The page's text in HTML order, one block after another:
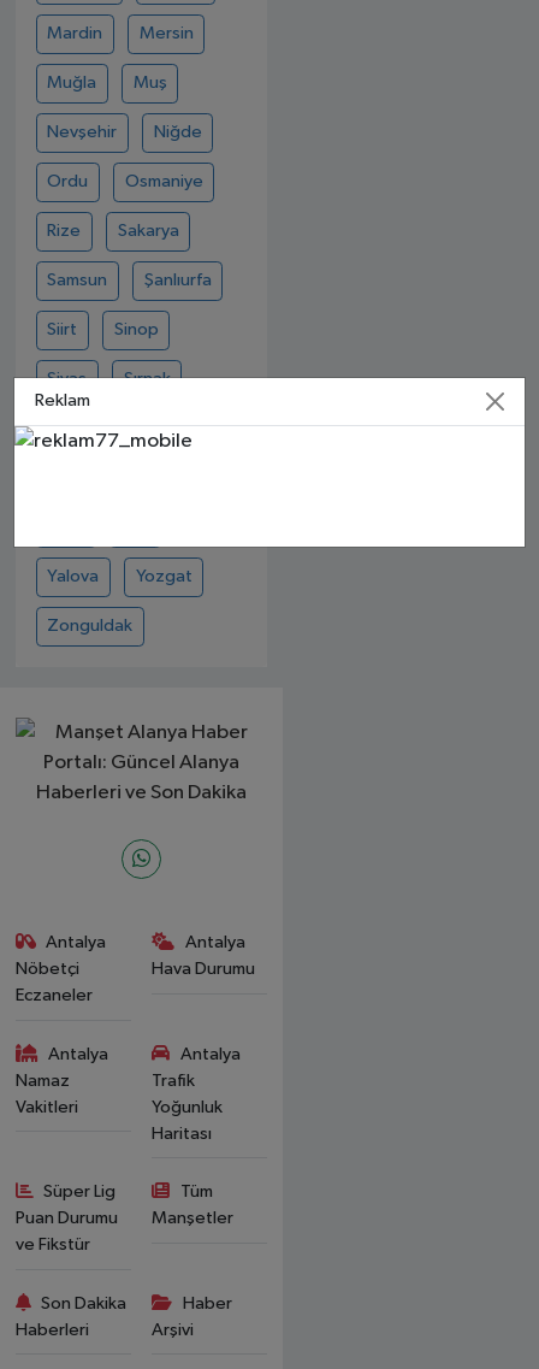
Mardin Mersin
Muğla Muş
Nevşehir Niğde
Ordu Osmaniye
Rize Sakarya
Samsun Şanlıurfa
Siirt Sinop
Sivas Şırnak
Tekirdağ Tokat
Yalova Yozgat
Zonguldak
Antalya
Nöbetçi
Eczaneler
Antalya
Hava Durumu
Antalya
Namaz
Vakitleri
Antalya
Trafik
Yoğunluk
Haritası
Süper Lig
Puan Durumu
ve Fikstür
Tüm
Manşetler
Son Dakika
Haberleri
Haber
Arşivi
Reklam